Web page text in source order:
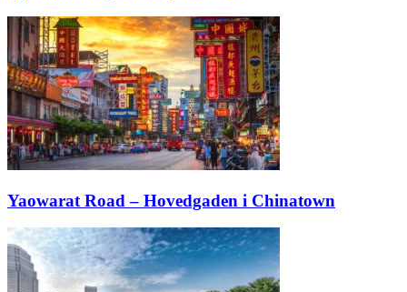
Yaowarat Road – Hovedgaden i Chinatown